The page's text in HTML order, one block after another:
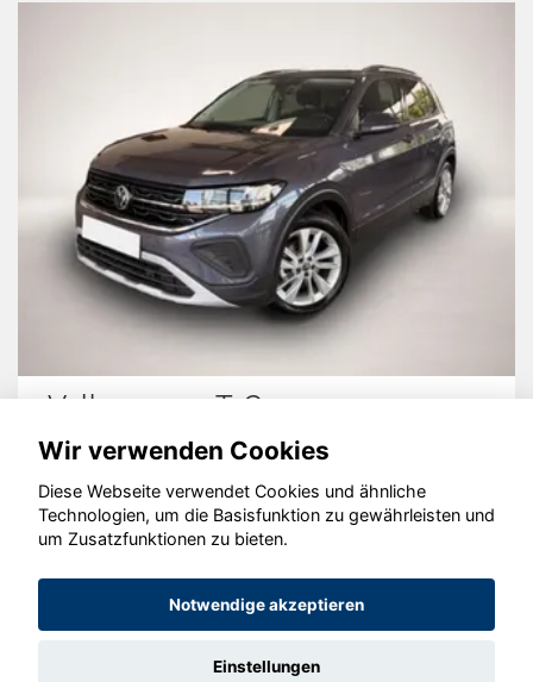
Volkswagen T-Cross
© konjunkturmotor.de GmbH 2020 - 2026
Wir verwenden Cookies
Diese Webseite verwendet Cookies und ähnliche
Technologien, um die Basisfunktion zu gewährleisten und
um Zusatzfunktionen zu bieten.
Notwendige akzeptieren
Einstellungen